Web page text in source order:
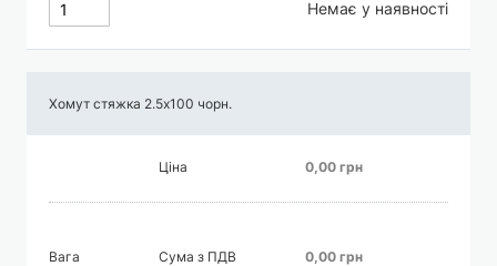
Немає у наявності
Хомут стяжка 2.5х100 чорн.
Ціна 0,00 грн
Вага
Сума з ПДВ 0,00 грн